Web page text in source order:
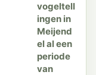
vogeltell
ingen in
Meijend
el al een
periode
van